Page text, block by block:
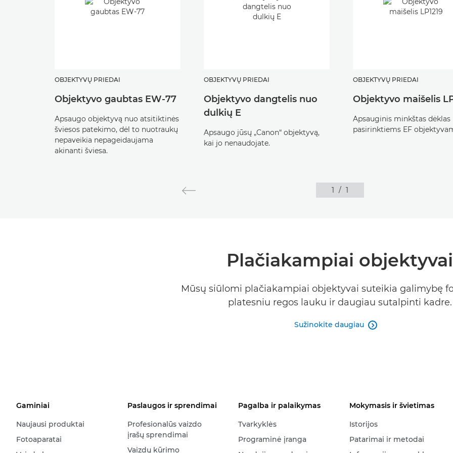
OBJEKTYVŲ PRIEDAI
Objektyvo gaubtas EW-77
Apsaugo objektyvą nuo atsitiktinės
šviesos patekimo, dėl to nuotraukų
nepaveikia nepageidaujama
akinanti šviesa.
OBJEKTYVŲ PRIEDAI
Objektyvo dangtelis nuo
dulkių E
Apsaugo jūsų „Canon“ objektyvą,
kai jo nenaudojate.
OBJEKTYVŲ PRIEDAI
Objektyvo maišelis
Apsauginis minkštas dėklas
pasirinktiems EF
1 / 1
Plačiakampiai objektyvai
Mūsų siūlomi plačiakampiai objektyvai suteikia galimybę
platesniu regos lauku ir daugiau sutalpinti kadre.
Sužinokite daugiau 
Gaminiai
Naujausi produktai
Fotoaparatai
Paslaugos ir sprendimai
Profesionalūs vaizdo
įrašų sprendimai
Vaizdų kūrimo
Pagalba ir palaikymas
Tvarkyklės
Programinė įranga
Mokymasis ir švietimas
Istorijos
Patarimai ir metodai